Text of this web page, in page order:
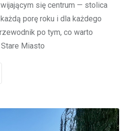
się centrum — stolica
porę roku i dla każdego
po tym, co warto
Miasto